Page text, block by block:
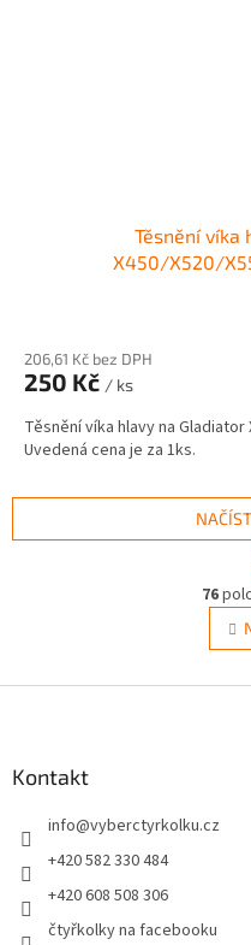
Těsnění víka
X450/X520/
206,61 Kč bez DPH
250 Kč / ks
Těsnění víka hlavy na Gladiator
Uvedená cena je za 1ks.
76
Kontakt
info@vyberctyrkolku.cz
+420 582 330 484
+420 608 508 306
čtyřkolky na facebooku